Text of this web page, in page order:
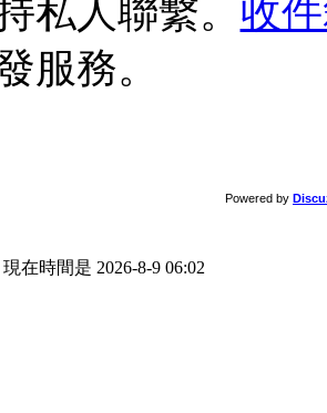
私人聯繫。 收
服務。
Powered by
在時間是 2026-8-9 06:02